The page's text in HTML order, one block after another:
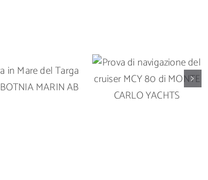
Targa 35 OY
Prova di
navigazione del
cruiser MCY 80 di